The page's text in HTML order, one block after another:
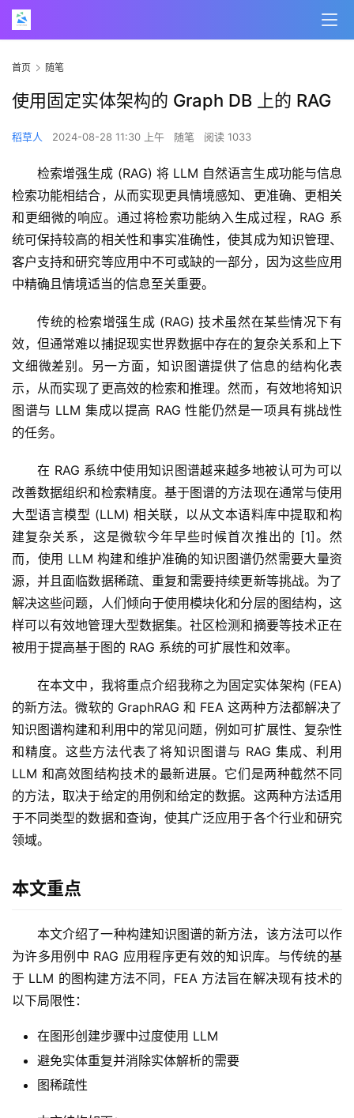
首页 随笔
使用固定实体架构的 Graph DB 上的 RAG
稻草人 2024-08-28 11:30 上午 随笔 阅读 1033
检索增强生成 (RAG) 将 LLM 自然语言生成功能与信息
检索功能相结合，从而实现更具情境感知、更准确、更相关
和更细微的响应。通过将检索功能纳入生成过程，RAG 系
统可保持较高的相关性和事实准确性，使其成为知识管理、
客户支持和研究等应用中不可或缺的一部分，因为这些应用
中精确且情境适当的信息至关重要。
传统的检索增强生成 (RAG) 技术虽然在某些情况下有
效，但通常难以捕捉现实世界数据中存在的复杂关系和上下
文细微差别。另一方面，知识图谱提供了信息的结构化表
示，从而实现了更高效的检索和推理。然而，有效地将知识
图谱与 LLM 集成以提高 RAG 性能仍然是一项具有挑战性
的任务。
在 RAG 系统中使用知识图谱越来越多地被认可为可以
改善数据组织和检索精度。基于图谱的方法现在通常与使用
大型语言模型 (LLM) 相关联，以从文本语料库中提取和构
建复杂关系，这是微软今年早些时候首次推出的 [1]。然
而，使用 LLM 构建和维护准确的知识图谱仍然需要大量资
源，并且面临数据稀疏、重复和需要持续更新等挑战。为了
解决这些问题，人们倾向于使用模块化和分层的图结构，这
样可以有效地管理大型数据集。社区检测和摘要等技术正在
被用于提高基于图的 RAG 系统的可扩展性和效率。
在本文中，我将重点介绍我称之为固定实体架构 (FEA)
的新方法。微软的 GraphRAG 和 FEA 这两种方法都解决了
知识图谱构建和利用中的常见问题，例如可扩展性、复杂性
和精度。这些方法代表了将知识图谱与 RAG 集成、利用
LLM 和高效图结构技术的最新进展。它们是两种截然不同
的方法，取决于给定的用例和给定的数据。这两种方法适用
于不同类型的数据和查询，使其广泛应用于各个行业和研究
领域。
本文重点
本文介绍了一种构建知识图谱的新方法，该方法可以作
为许多用例中 RAG 应用程序更有效的知识库。与传统的基
于 LLM 的图构建方法不同，FEA 方法旨在解决现有技术的
以下局限性：
在图形创建步骤中过度使用 LLM
避免实体重复并消除实体解析的需要
图稀疏性